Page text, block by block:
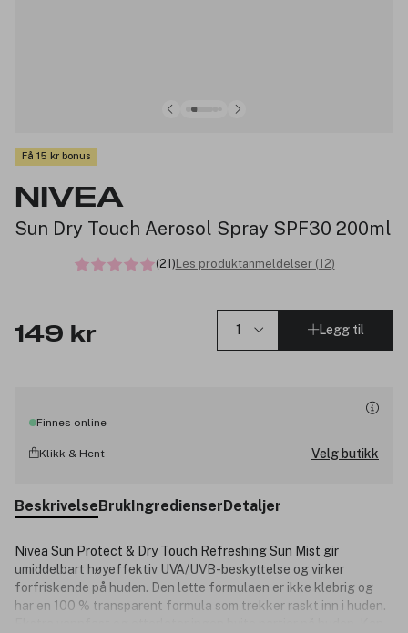
Få 15 kr bonus
NIVEA
Sun Dry Touch Aerosol Spray SPF30 200ml
(21)Les produktanmeldelser (12)
149 kr Legg til
Finnes online
Klikk & Hent Velg butikk
BeskrivelseBrukIngredienserDetaljer
Nivea Sun Protect & Dry Touch Refreshing Sun Mist gir
umiddelbart høyeffektiv UVA/UVB-beskyttelse og virker
forfriskende på huden. Den lette formulaen er ikke klebrig og
har en 100 % transparent formula som trekker raskt inn i huden.